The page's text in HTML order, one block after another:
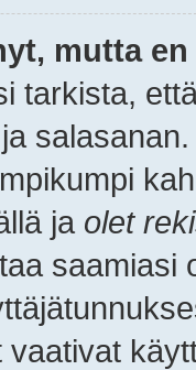
mutta
tarkista,
ja olet
saamiasi